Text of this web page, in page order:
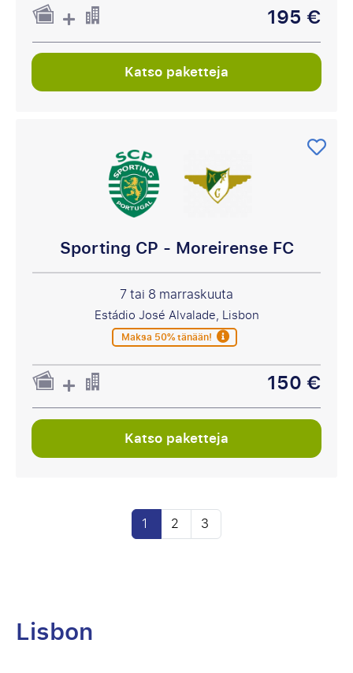
195 €
Katso paketteja
Sporting CP - Moreirense FC
7 tai 8 marraskuuta
Estádio José Alvalade, Lisbon
Maksa 50% tänään!
150 €
Katso paketteja
1 2 3
Lisbon